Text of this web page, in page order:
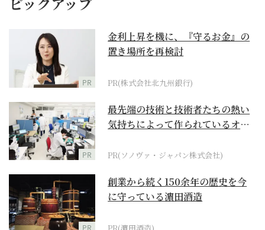
PR
金利上昇を機に、『守るお金』の
置き場所を再検討
PR(株式会社北九州銀行)
PR
最先端の技術と技術者たちの熱い
気持ちによって作られているオー
PR(ソノヴァ・ジャパン株式会社)
PR
創業から続く150余年の歴史を今
に守っている濵田酒造
PR(濵田酒造)